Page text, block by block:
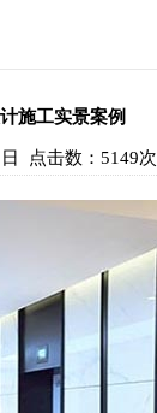
施工实景案例
点击数：5149次